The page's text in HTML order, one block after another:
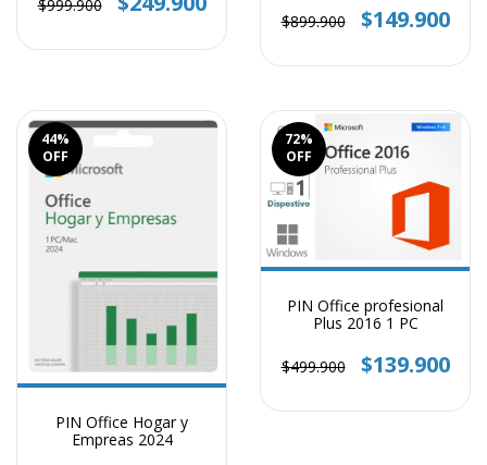
$999.900
$899.900 $149.900
44%
OFF
PIN Office Hogar y
Empreas 2024
72%
OFF
PIN Office profesional
Plus 2016 1 PC
$499.900 $139.900